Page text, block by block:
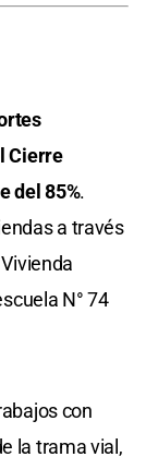
Cierre
del 85%.
a través
N° 74
con
la trama vial,